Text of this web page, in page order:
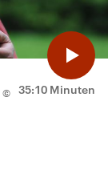
35:10 Minuten
©